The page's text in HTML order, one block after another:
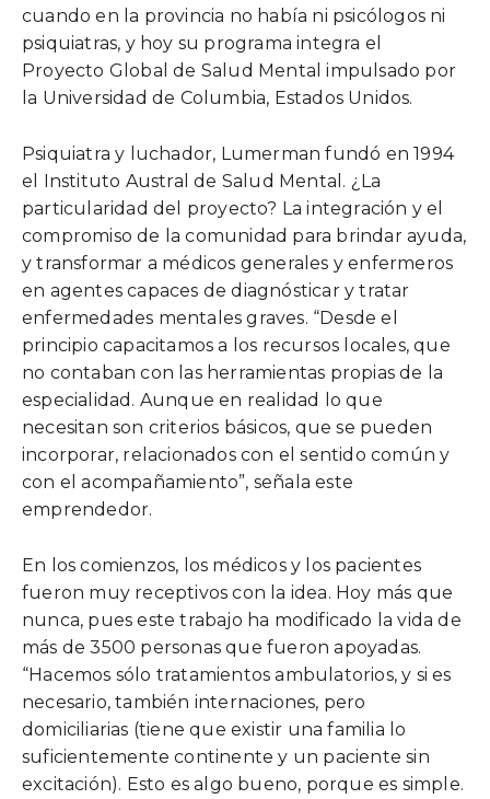
cuando en la provincia no había ni psicólogos ni
psiquiatras, y hoy su programa integra el
Proyecto Global de Salud Mental impulsado por
la Universidad de Columbia, Estados Unidos.
Psiquiatra y luchador, Lumerman fundó en 1994
el Instituto Austral de Salud Mental. ¿La
particularidad del proyecto? La integración y el
compromiso de la comunidad para brindar ayuda,
y transformar a médicos generales y enfermeros
en agentes capaces de diagnósticar y tratar
enfermedades mentales graves. “Desde el
principio capacitamos a los recursos locales, que
no contaban con las herramientas propias de la
especialidad. Aunque en realidad lo que
necesitan son criterios básicos, que se pueden
incorporar, relacionados con el sentido común y
con el acompañamiento”, señala este
emprendedor.
En los comienzos, los médicos y los pacientes
fueron muy receptivos con la idea. Hoy más que
nunca, pues este trabajo ha modificado la vida de
más de 3500 personas que fueron apoyadas.
“Hacemos sólo tratamientos ambulatorios, y si es
necesario, también internaciones, pero
domiciliarias (tiene que existir una familia lo
suficientemente continente y un paciente sin
excitación). Esto es algo bueno, porque es simple.